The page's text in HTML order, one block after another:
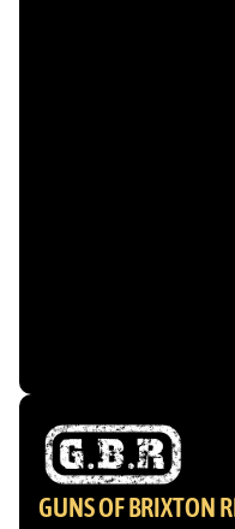
GUNS OF BRIXTON